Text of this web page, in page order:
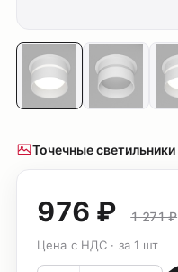
Точечные светильники
976 ₽ 1 271 ₽
Цена с НДС · за 1 шт